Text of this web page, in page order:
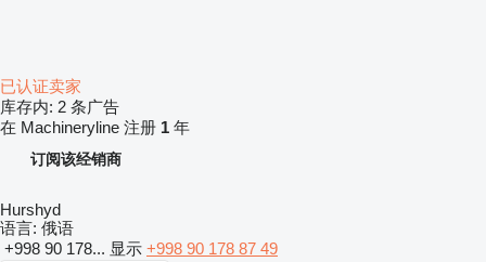
已认证卖家
库存内: 2 条广告
在 Machineryline 注册 1 年
订阅该经销商
Hurshyd
语言: 俄语
+998 90 178... 显示 +998 90 178 87 49